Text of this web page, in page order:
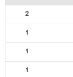
2
1
1
1